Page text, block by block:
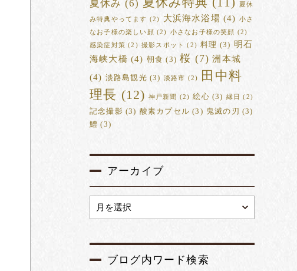
夏休み (6) 夏休
み特典やってます (2) 大浜海水浴場 (4)
小さ
なお子様の楽しい顔 (2) 小さなお子様の笑顔 (2)
感染症対策 (2) 撮影スポット (2) 料理 (3) 明石
海峡大橋 (4) 朝食 (3) 桜 (7) 洲本城
(4) 淡路島観光 (3) 淡路市 (2)
田中料
理長 (12) 神戸新聞 (2) 絵心 (3) 縁日 (2)
記念撮影 (3) 酸素カプセル (3) 鬼滅の刃
(3)
鱧 (3)
アーカイブ
ブログ内ワード検索